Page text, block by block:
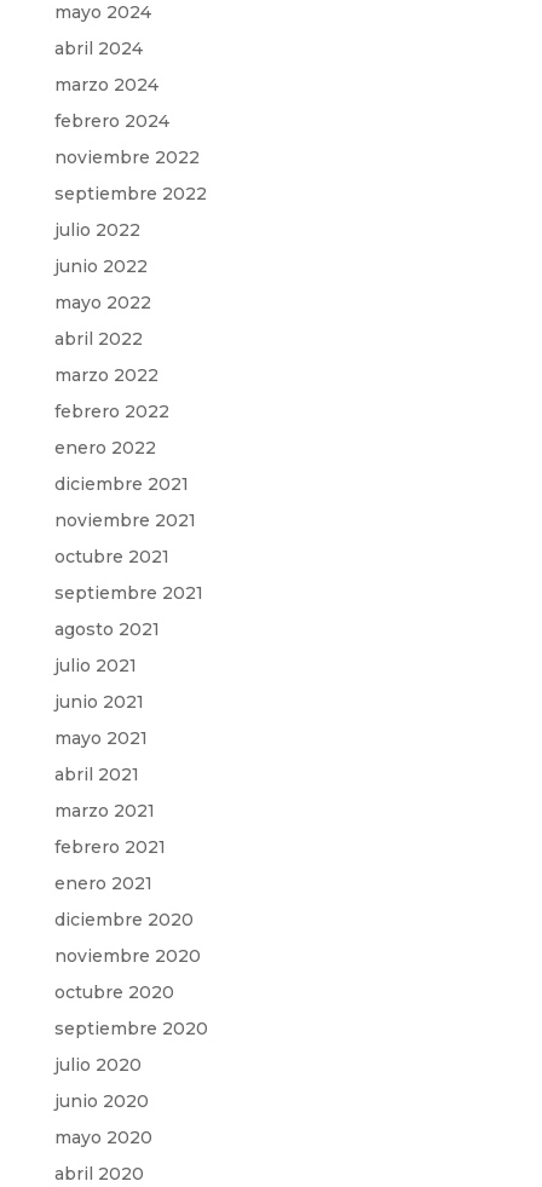
mayo 2024
abril 2024
marzo 2024
febrero 2024
noviembre 2022
septiembre 2022
julio 2022
junio 2022
mayo 2022
abril 2022
marzo 2022
febrero 2022
enero 2022
diciembre 2021
noviembre 2021
octubre 2021
septiembre 2021
agosto 2021
julio 2021
junio 2021
mayo 2021
abril 2021
marzo 2021
febrero 2021
enero 2021
diciembre 2020
noviembre 2020
octubre 2020
septiembre 2020
julio 2020
junio 2020
mayo 2020
abril 2020